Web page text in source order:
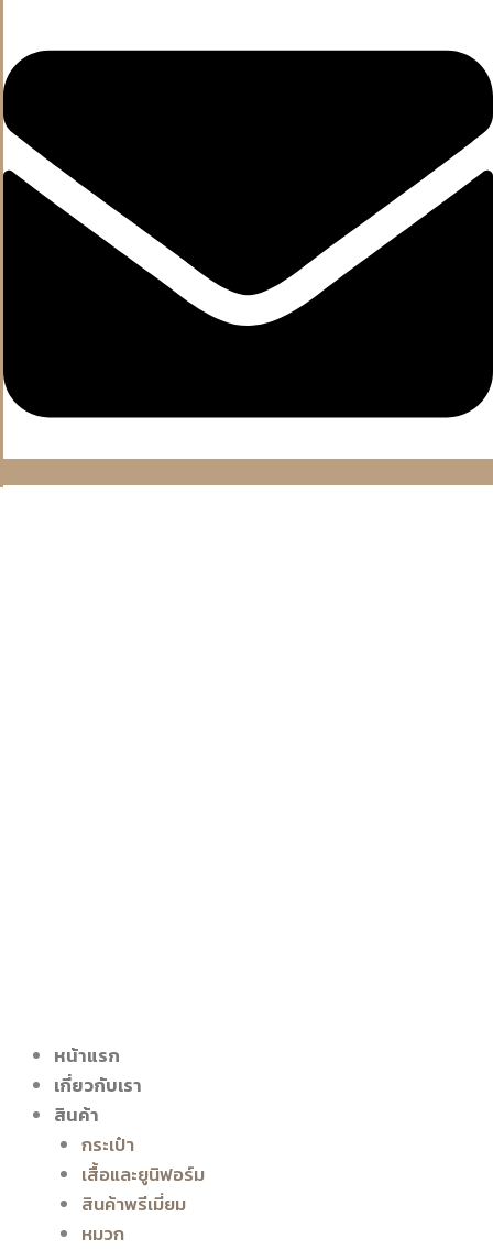
หน้าแรก
เกี่ยวกับเรา
สินค้า
กระเป๋า
เสื้อและยูนิฟอร์ม
สินค้าพรีเมี่ยม
หมวก